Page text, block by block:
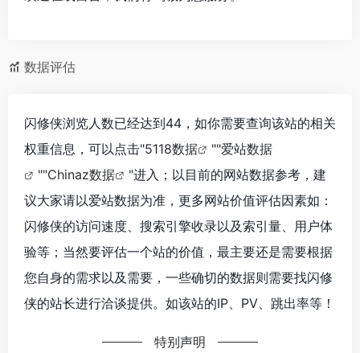
数据评估
闪修侠浏览人数已经达到44，如你需要查询该站的相关
权重信息，可以点击"5118数据 ""爱站数据
""Chinaz数据
"进入；以目前的网站数据参考，建
议大家请以爱站数据为准，更多网站价值评估因素如：
闪修侠的访问速度、搜索引擎收录以及索引量、用户体
验等；当然要评估一个站的价值，最主要还是需要根据
您自身的需求以及需要，一些确切的数据则需要找闪修
侠的站长进行洽谈提供。如该站的IP、PV、跳出率等！
特别声明